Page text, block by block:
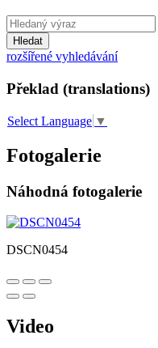
Hledat
rozšířené vyhledávání
Překlad (translations)
Select Language ▼
Fotogalerie
Náhodná fotogalerie
DSCN0454
Video